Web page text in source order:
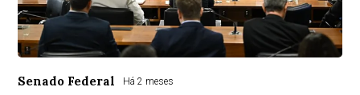
Senado Federal Há 2 meses